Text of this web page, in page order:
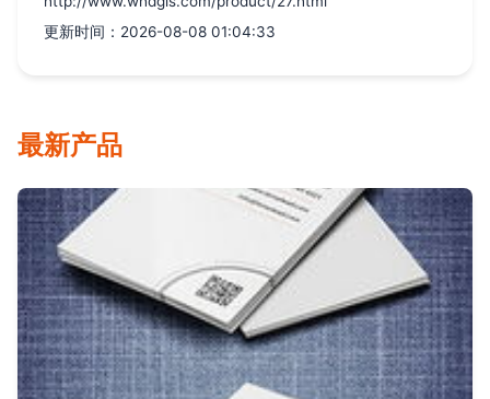
更新时间：2026-08-08 01:04:33
最新产品